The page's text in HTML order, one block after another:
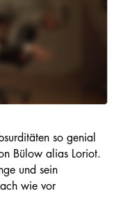
so genial
Bülow alias Loriot.
und sein
wie vor